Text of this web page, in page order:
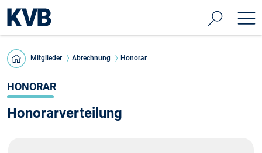
Mitglieder Abrechnung Honorar
HONORAR
Honorarverteilung